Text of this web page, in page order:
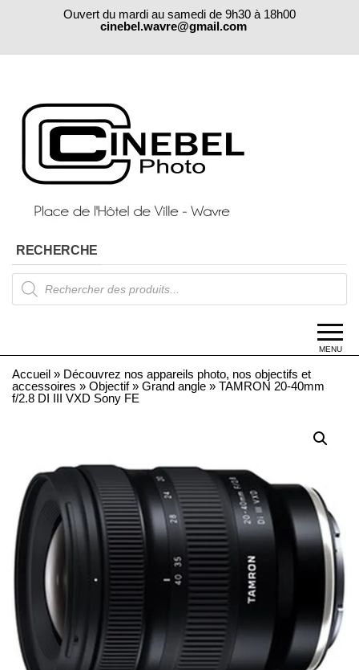
Ouvert du mardi au samedi de 9h30 à 18h00
cinebel.wavre@gmail.com
RECHERCHE
Products
search
MENU
Accueil » Découvrez nos appareils photo, nos objectifs et
accessoires » Objectif» Grand angle » TAMRON 20-40mm
f/2.8 DI III VXD Sony FE